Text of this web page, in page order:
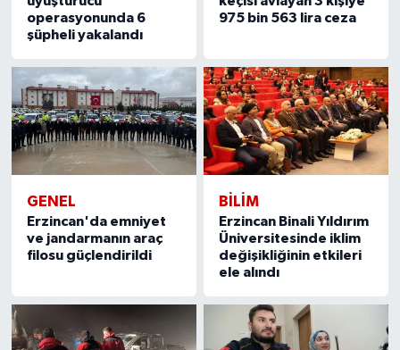
operasyonunda 6
şüpheli yakalandı
975 bin 563 lira ceza
GENEL
Erzincan'da emniyet
ve jandarmanın araç
filosu güçlendirildi
BILIM
Erzincan Binali Yıldırım
Üniversitesinde iklim
değişikliğinin etkileri
ele alındı